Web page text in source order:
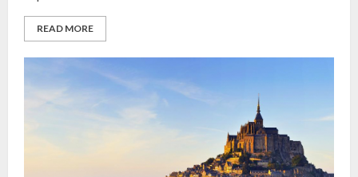
READ MORE